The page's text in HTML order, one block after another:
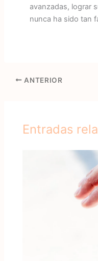
avanzadas, lograr
nunca ha sido tan
ANTERIOR
Entradas